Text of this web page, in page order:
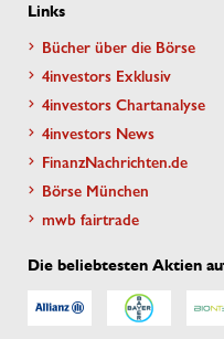
Links
Bücher über die Börse
4investors Exklusiv
4investors Chartanalyse
4investors News
FinanzNachrichten.de
Börse München
mwb fairtrade
Die beliebtesten Aktien